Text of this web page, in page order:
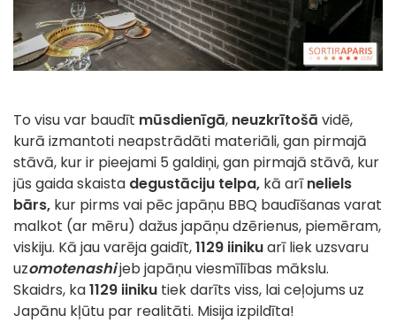
To visu var baudīt mūsdienīgā, neuzkrītošā vidē,
kurā izmantoti neapstrādāti materiāli, gan pirmajā
stāvā, kur ir pieejami 5 galdiņi, gan pirmajā stāvā, kur
jūs gaida skaista degustāciju telpa, kā arīneliels
bārs, kur pirms vai pēc japāņu BBQ baudīšanas varat
malkot (ar mēru) dažus japāņu dzērienus, piemēram,
viskiju. Kā jau varēja gaidīt,1129 iinikuarī liek uzsvaru
uzomotenashijeb japāņu viesmīlības mākslu.
Skaidrs, ka1129 iiniku tiek darīts viss, lai ceļojums uz
Japānu kļūtu par realitāti. Misija izpildīta!